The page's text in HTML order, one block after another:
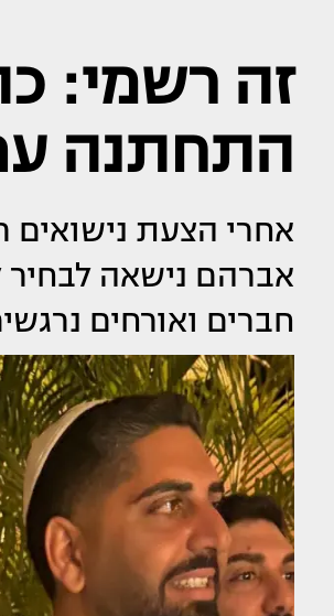
זה רשמי:
התחתנה
אחרי הצעת נישואים
אברהם נישאה לבחיר
חברים ואורחים